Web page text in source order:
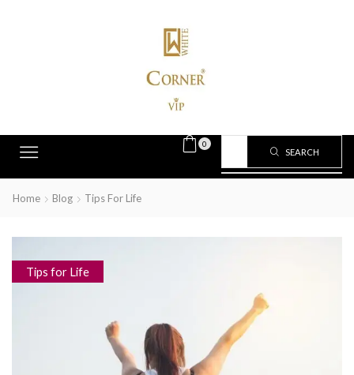
0
SEARCH
Home Blog Tips For Life
Tips for Life